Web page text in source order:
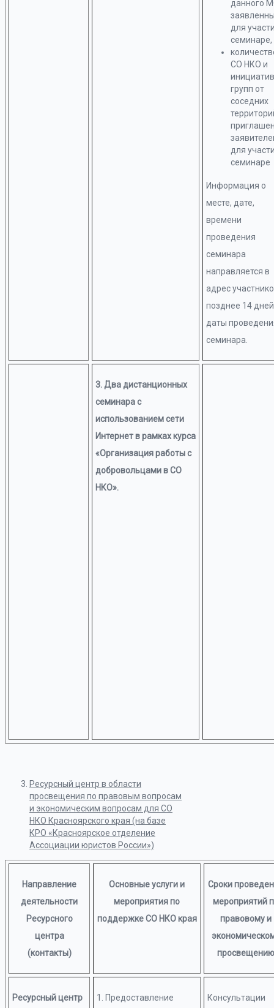
данного
для
семинаре,
СО НКО и
групп от
соседних
для
семинаре
Информация о
месте, дате,
времени
проведения
семинара
направляется в
адрес
позднее 14
даты
семинара.
3. Два дистанционных
семинара с
использованием сети
Интернет в рамках курса
«Организация работы с
добровольцами в СО
НКО».
Ресурсный центр в области
просвещения по правовым вопросам
и экономическим вопросам для СО
НКО Красноярского края (на базе
КРО «Красноярское отделение
Ассоциации юристов России»)
Направление
деятельности
Ресурсного
центра
(контакты)
Основные услуги и
мероприятия по
поддержке СО НКО края
Сроки
мероприятий
правовому и
просвещению
Ресурсный центр
1. Предоставление
Консультации